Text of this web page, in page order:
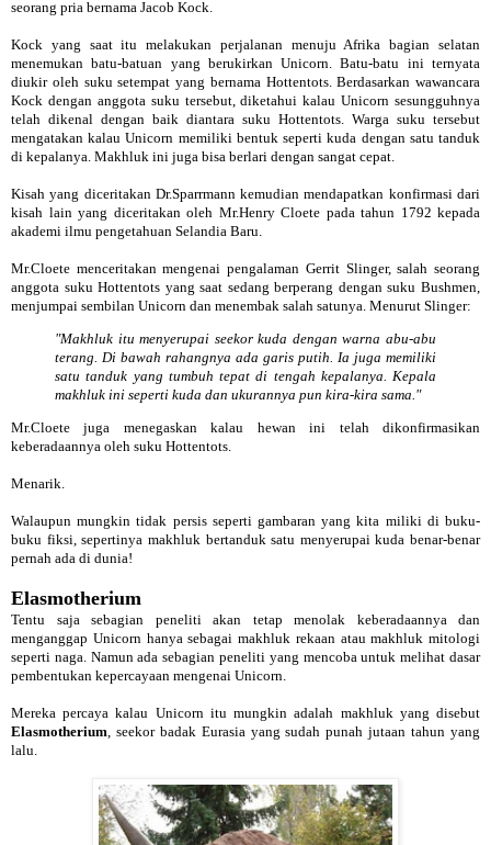
seorang pria bernama Jacob Kock.
Kock yang saat itu melakukan perjalanan menuju Afrika bagian selatan
menemukan batu-batuan yang berukirkan Unicorn. Batu-batu ini ternyata
diukir oleh suku setempat yang bernama Hottentots. Berdasarkan wawancara
Kock dengan anggota suku tersebut, diketahui kalau Unicorn sesungguhnya
telah dikenal dengan baik diantara suku Hottentots. Warga suku tersebut
mengatakan kalau Unicorn memiliki bentuk seperti kuda dengan satu tanduk
di kepalanya. Makhluk ini juga bisa berlari dengan sangat cepat.
Kisah yang diceritakan Dr.Sparrmann kemudian mendapatkan konfirmasi dari
kisah lain yang diceritakan oleh Mr.Henry Cloete pada tahun 1792 kepada
akademi ilmu pengetahuan Selandia Baru.
Mr.Cloete menceritakan mengenai pengalaman Gerrit Slinger, salah seorang
anggota suku Hottentots yang saat sedang berperang dengan suku Bushmen,
menjumpai sembilan Unicorn dan menembak salah satunya. Menurut Slinger:
"Makhluk itu menyerupai seekor kuda dengan warna abu-abu
terang. Di bawah rahangnya ada garis putih. Ia juga memiliki
satu tanduk yang tumbuh tepat di tengah kepalanya. Kepala
makhluk ini seperti kuda dan ukurannya pun kira-kira sama."
Mr.Cloete juga menegaskan kalau hewan ini telah dikonfirmasikan
keberadaannya oleh suku Hottentots.
Menarik.
Walaupun mungkin tidak persis seperti gambaran yang kita miliki di buku-
buku fiksi, sepertinya makhluk bertanduk satu menyerupai kuda benar-benar
pernah ada di dunia!
Elasmotherium
Tentu saja sebagian peneliti akan tetap menolak keberadaannya dan
menganggap Unicorn hanya sebagai makhluk rekaan atau makhluk mitologi
seperti naga. Namun ada sebagian peneliti yang mencoba untuk melihat dasar
pembentukan kepercayaan mengenai Unicorn.
Mereka percaya kalau Unicorn itu mungkin adalah makhluk yang disebut
Elasmotherium, seekor badak Eurasia yang sudah punah jutaan tahun yang
lalu.